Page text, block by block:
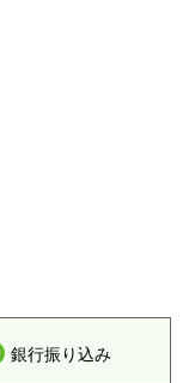
銀行振り込み